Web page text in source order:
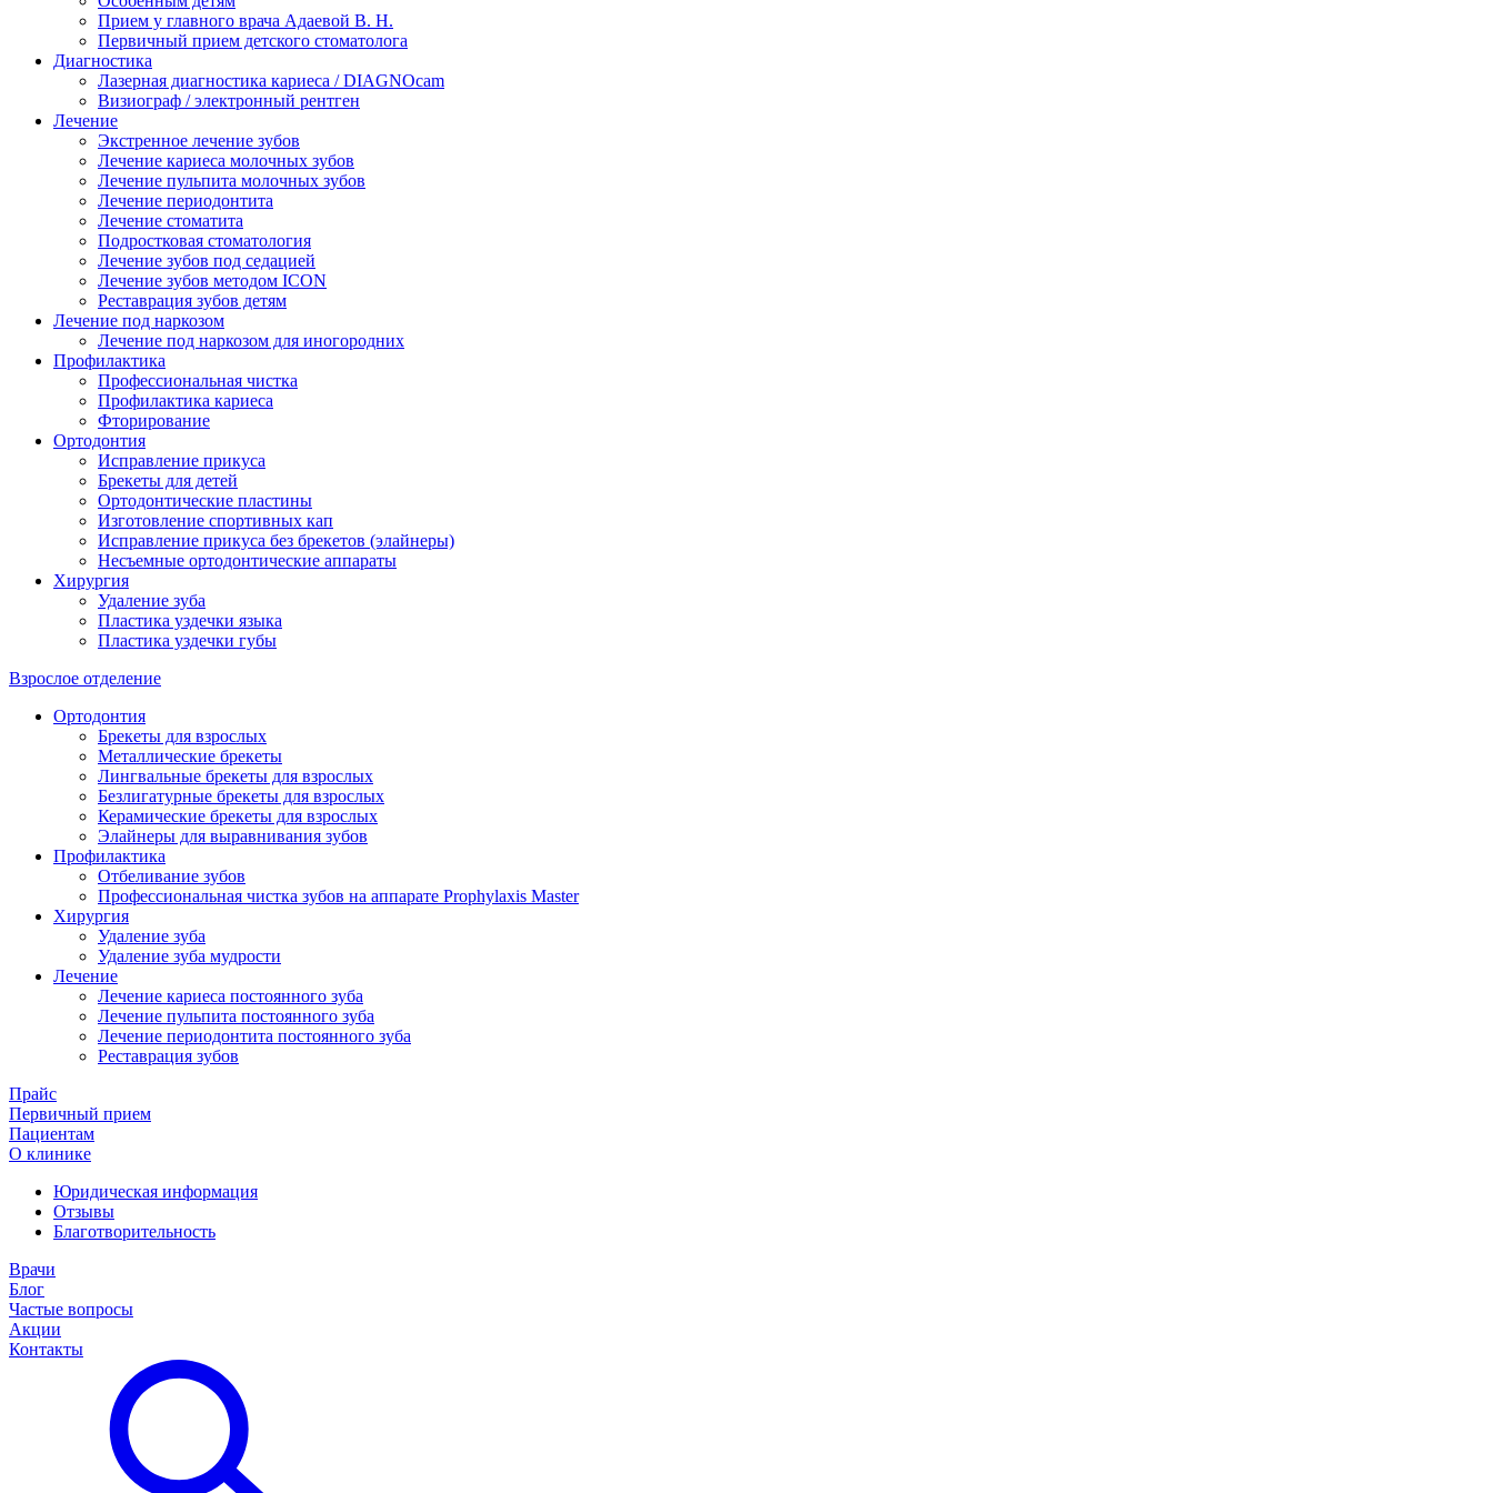
Прием у главного врача Адаевой В. Н.
Первичный прием детского стоматолога
Диагностика
Лазерная диагностика кариеса / DIAGNOcam
Визиограф / электронный рентген
Лечение
Экстренное лечение зубов
Лечение кариеса молочных зубов
Лечение пульпита молочных зубов
Лечение периодонтита
Лечение стоматита
Подростковая стоматология
Лечение зубов под седацией
Лечение зубов методом ICON
Реставрация зубов детям
Лечение под наркозом
Лечение под наркозом для иногородних
Профилактика
Профессиональная чистка
Профилактика кариеса
Фторирование
Ортодонтия
Исправление прикуса
Брекеты для детей
Ортодонтические пластины
Изготовление спортивных кап
Исправление прикуса без брекетов (элайнеры)
Несъемные ортодонтические аппараты
Хирургия
Удаление зуба
Пластика уздечки языка
Пластика уздечки губы
Взрослое отделение
Ортодонтия
Брекеты для взрослых
Металлические брекеты
Лингвальные брекеты для взрослых
Безлигатурные брекеты для взрослых
Керамические брекеты для взрослых
Элайнеры для выравнивания зубов
Профилактика
Отбеливание зубов
Профессиональная чистка зубов на аппарате Prophylaxis Master
Хирургия
Удаление зуба
Удаление зуба мудрости
Лечение
Лечение кариеса постоянного зуба
Лечение пульпита постоянного зуба
Лечение периодонтита постоянного зуба
Реставрация зубов
Прайс
Первичный прием
Пациентам
О клинике
Юридическая информация
Отзывы
Благотворительность
Врачи
Блог
Частые вопросы
Акции
Контакты